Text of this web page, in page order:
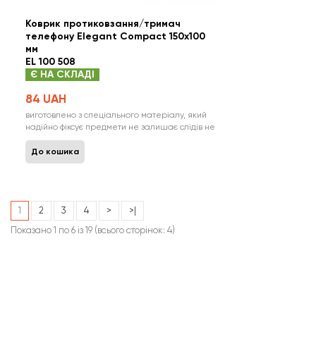
Коврик протиковзання/тримач
телефону Elegant Compact 150х100
мм
EL 100 508
Є НА СКЛАДІ
84 UAH
виготовлено з спеціального матеріалу, який
надійно фіксує предмети не залишає слідів не
змінює форму і властивості ідеально підходить
для транспортування мобільних телефонів та
інших предметів надійно фіксується до будь-
До кошика
1 2 3 4 >
>|
Показано 1 по 6 із 19 (всього сторінок: 4)